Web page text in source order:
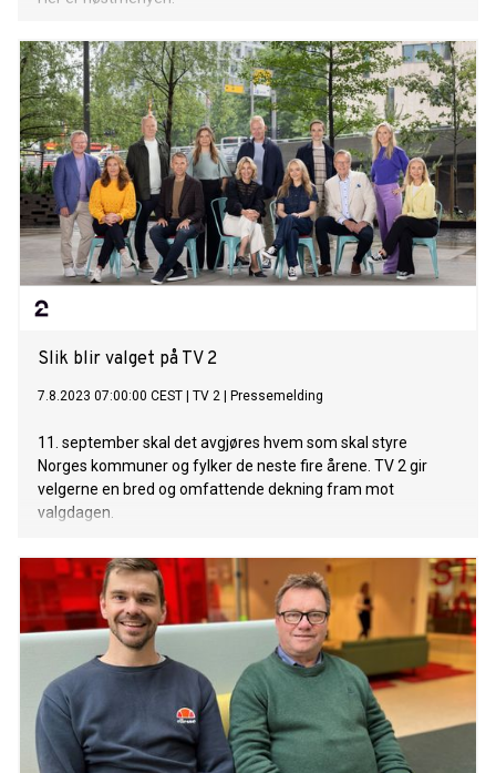
Slik blir valget på TV 2
7.8.2023 07:00:00 CEST TV 2 Pressemelding
11. september skal det avgjøres hvem som skal styre
Norges kommuner og fylker de neste fire årene. TV 2 gir
velgerne en bred og omfattende dekning fram mot
valgdagen.